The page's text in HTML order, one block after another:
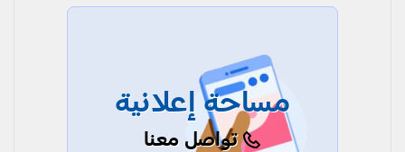
مساحة إعلانية
تواصل معنا